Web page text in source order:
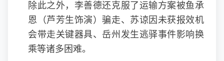
除此之外，李善德还克服了运输方案被鱼承
恩（芦芳生饰演）骗走、苏谅因未获报效机
会带走关键器具、岳州发生逃驿事件影响换
乘等诸多困难。